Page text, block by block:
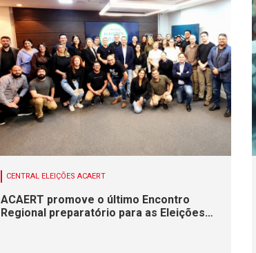
CENTRAL ELEIÇÕES ACAERT
ACAERT promove o último Encontro
Regional preparatório para as Eleições